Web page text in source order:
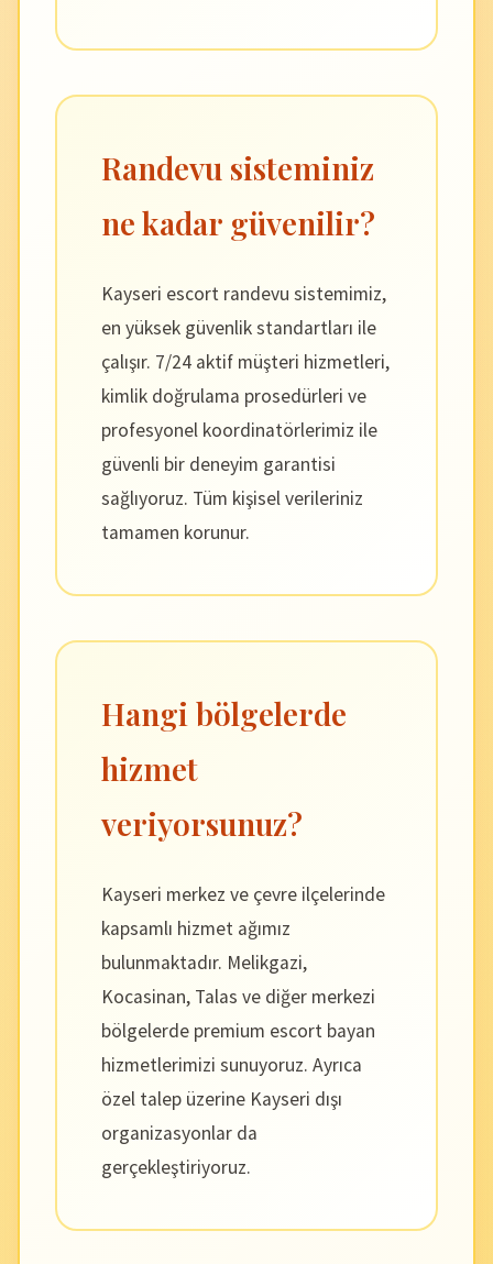
Randevu sisteminiz
ne kadar güvenilir?
Kayseri escort randevu sistemimiz,
en yüksek güvenlik standartları ile
çalışır. 7/24 aktif müşteri hizmetleri,
kimlik doğrulama prosedürleri ve
profesyonel koordinatörlerimiz ile
güvenli bir deneyim garantisi
sağlıyoruz. Tüm kişisel verileriniz
tamamen korunur.
Hangi bölgelerde
hizmet
veriyorsunuz?
Kayseri merkez ve çevre ilçelerinde
kapsamlı hizmet ağımız
bulunmaktadır. Melikgazi,
Kocasinan, Talas ve diğer merkezi
bölgelerde premium escort bayan
hizmetlerimizi sunuyoruz. Ayrıca
özel talep üzerine Kayseri dışı
organizasyonlar da
gerçekleştiriyoruz.